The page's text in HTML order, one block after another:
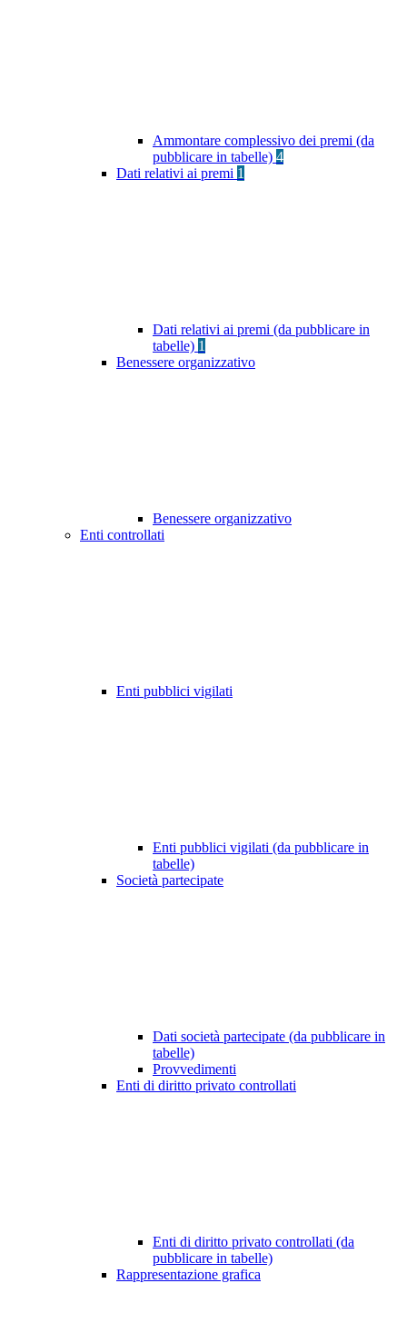
Ammontare complessivo dei premi (da
pubblicare in tabelle) 4
Dati relativi ai premi 1
Dati relativi ai premi (da pubblicare in
tabelle) 1
Benessere organizzativo
Benessere organizzativo
Enti controllati
Enti pubblici vigilati
Enti pubblici vigilati (da pubblicare in
tabelle)
Società partecipate
Dati società partecipate (da pubblicare in
tabelle)
Provvedimenti
Enti di diritto privato controllati
Enti di diritto privato controllati (da
pubblicare in tabelle)
Rappresentazione grafica